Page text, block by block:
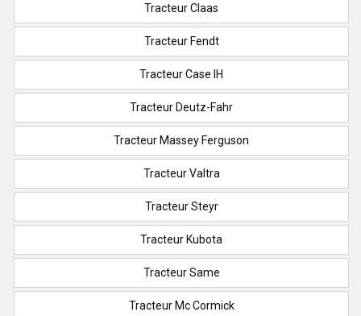
Tracteur Claas
Tracteur Fendt
Tracteur Case IH
Tracteur Deutz-Fahr
Tracteur Massey Ferguson
Tracteur Valtra
Tracteur Steyr
Tracteur Kubota
Tracteur Same
Tracteur Mc Cormick